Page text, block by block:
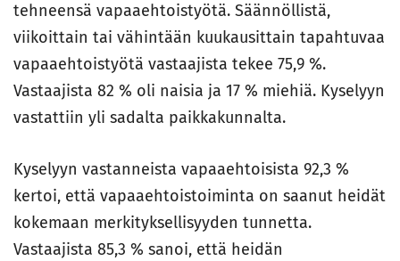
tehneensä vapaaehtoistyötä. Säännöllistä,
viikoittain tai vähintään kuukausittain tapahtuvaa
vapaaehtoistyötä vastaajista tekee 75,9 %.
Vastaajista 82 % oli naisia ja 17 % miehiä. Kyselyyn
vastattiin yli sadalta paikkakunnalta.
Kyselyyn vastanneista vapaaehtoisista 92,3 %
kertoi, että vapaaehtoistoiminta on saanut heidät
kokemaan merkityksellisyyden tunnetta.
Vastaajista 85,3 % sanoi, että heidän